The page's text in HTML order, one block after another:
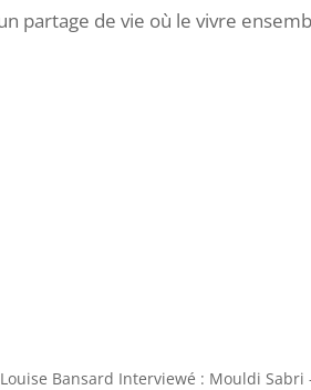
partage de vie où le vivre
Bansard Interviewé : Mouldi Sabri